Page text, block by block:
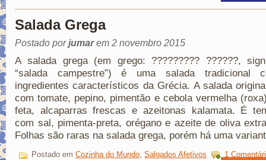
Salada Grega
Postado porjumarem 2 novembro 2015
A salada grega (em grego: ????????? ??????,
“salada campestre”) é uma salada tradicional
ingredientes característicos da Grécia. A salada
com tomate, pepino, pimentão e cebola vermelha
feta, alcaparras frescas e azeitonas kalamata. É
com sal, pimenta-preta, orégano e azeite de oliva
Folhas são raras na salada grega, porém há uma
Postado em Cozinha do Mundo, Salgados Afetivos 1